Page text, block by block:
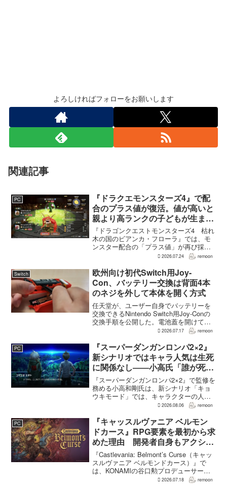
よろしければフォローをお願いします
関連記事
PC
『ドラクエモンスターズ4』で配
合のプラス値が復活。値が高いと
親より高ランクの子どもが生まれ
ることも
『ドラゴンクエストモンスターズ4 枯れ
木の国のビアンカ・フローラ』では、モ
ンスター配合の「プラス値」が再び採用
される。配合を繰り返すことで数値が増
が高くなる補正がかかる。前作『ドラゴ
ンクエストモンスターズ...
2026.07.24 remoon
Switch
欧州向け初代Switch用Joy-
Con、バッテリー交換は背面4本
のネジを外して本体を開く方式
任天堂が、ユーザー自身でバッテリーを
交換できるNintendo Switch用Joy-Conの
交換手順を公開した。電池蓋を開けて入
れ替える方式ではなく、背面のネジ4本を
ケーブルを取り外す必要がある。この
改...
2026.07.17 remoon
PC
『スーパーダンガンロンパ2×2』
新シナリオではキャラ人気は生死
に関係なし――小高氏「誰が死ん
でもヘイトメールは送らないで」
『スーパーダンガンロンパ2×2』で監修を
務める小高和剛氏は、新シナリオ「キョ
ウキモード」では、キャラクターの人気
にかかわらず退場させるとRPG Siteのイ
作と変わることで、これまで見られなか
った一面がよ...
2026.08.06 remoon
PC
『キャッスルヴァニア ベルモン
ドカース』RPG要素を最初から求
めた理由 開発者自身もアクショ
ンのつらさを実感
『Castlevania: Belmont’s Curse（キャッ
スルヴァニア ベルモンドカース）』で
は、KONAMIの谷口勲プロデューサー
が、レベルアップを含むRPG的システム
2026.07.18 remoon